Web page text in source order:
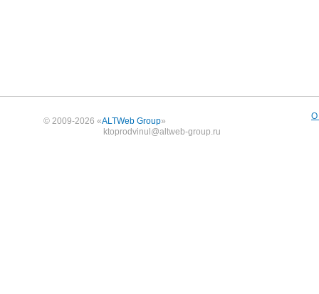
© 2009-2026 «ALTWeb Group»
ktoprodvinul@altweb-group.ru
О